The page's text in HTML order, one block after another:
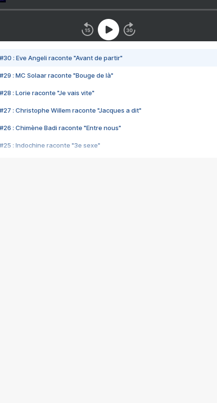
#30 : Eve Angeli raconte "Avant de partir"
#29 : MC Solaar raconte "Bouge de là"
#28 : Lorie raconte "Je vais vite"
#27 : Christophe Willem raconte "Jacques a dit"
#26 : Chimène Badi raconte "Entre nous"
#25 : Indochine raconte "3e sexe"